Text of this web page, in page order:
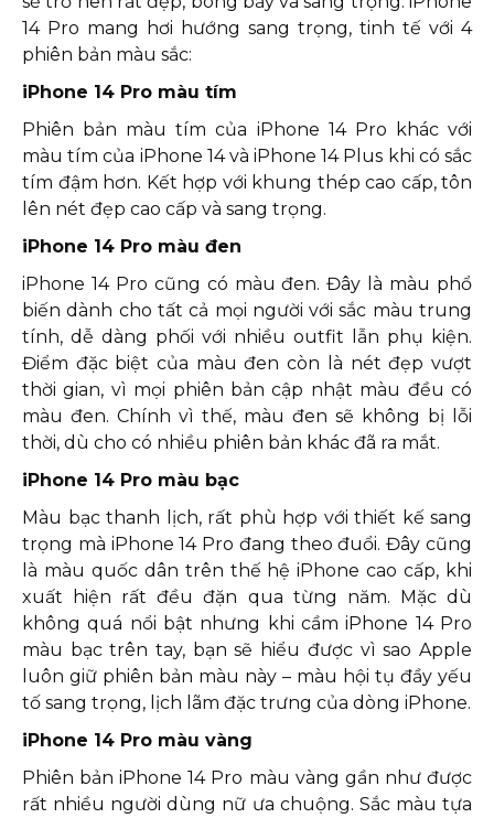
14 Pro mang hơi hướng sang trọng, tinh tế với 4
phiên bản màu sắc:
iPhone 14 Pro màu tím
Phiên bản màu tím của iPhone 14 Pro khác với
màu tím của iPhone 14 và iPhone 14 Plus khi có sắc
tím đậm hơn. Kết hợp với khung thép cao cấp, tôn
lên nét đẹp cao cấp và sang trọng.
iPhone 14 Pro màu đen
iPhone 14 Pro cũng có màu đen. Đây là màu phổ
biến dành cho tất cả mọi người với sắc màu trung
tính, dễ dàng phối với nhiều outfit lẫn phụ kiện.
Điểm đặc biệt của màu đen còn là nét đẹp vượt
thời gian, vì mọi phiên bản cập nhật màu đều có
màu đen. Chính vì thế, màu đen sẽ không bị lỗi
thời, dù cho có nhiều phiên bản khác đã ra mắt.
iPhone 14 Pro màu bạc
Màu bạc thanh lịch, rất phù hợp với thiết kế sang
trọng mà iPhone 14 Pro đang theo đuổi. Đây cũng
là màu quốc dân trên thế hệ iPhone cao cấp, khi
xuất hiện rất đều đặn qua từng năm. Mặc dù
không quá nổi bật nhưng khi cầm iPhone 14 Pro
màu bạc trên tay, bạn sẽ hiểu được vì sao Apple
luôn giữ phiên bản màu này – màu hội tụ đầy yếu
tố sang trọng, lịch lãm đặc trưng của dòng iPhone.
iPhone 14 Pro màu vàng
Phiên bản iPhone 14 Pro màu vàng gần như được
rất nhiều người dùng nữ ưa chuộng. Sắc màu tựa